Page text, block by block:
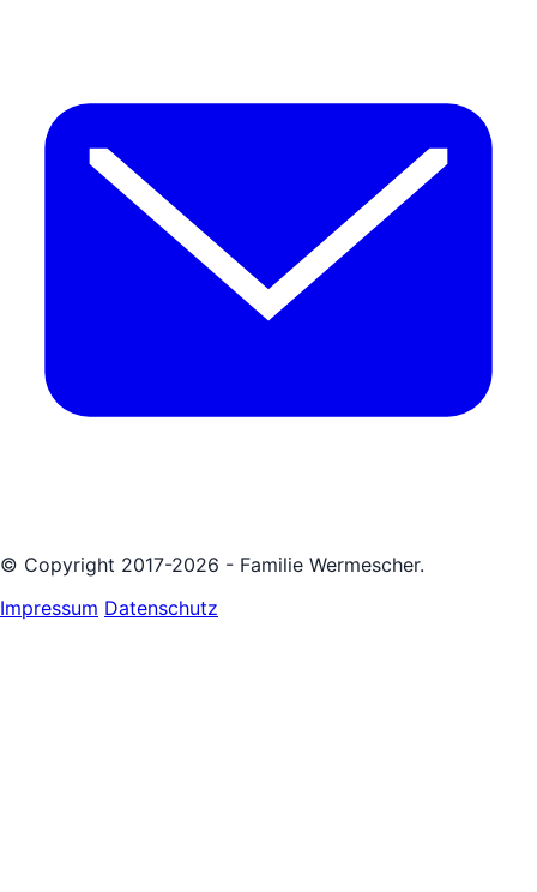
© Copyright 2017-2026 - Familie Wermescher.
Impressum Datenschutz